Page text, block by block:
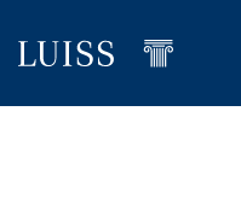
contenuto